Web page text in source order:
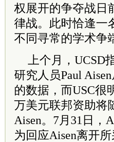
权展开的争夺战日
律战。此时恰逢一
不同寻常的学术争
上个月，
研究人员Paul
的数据，而USC很
万美元联邦资助将
Aisen。7月31日，
为回应Aisen离开